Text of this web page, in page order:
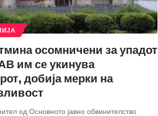
осомничени за упадот
им се укинува
добија мерки на
од Основното јавно обвинителство